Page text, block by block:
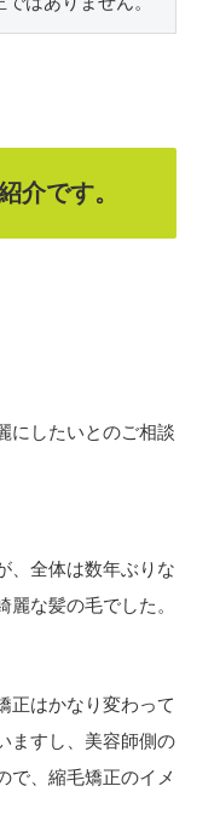
介です。
にしたいとのご相談
、全体は数年ぶりな
な髪の毛でした。
正はかなり変わって
ますし、美容師側の
で、縮毛矯正のイメ